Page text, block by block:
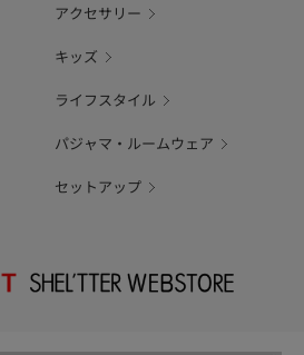
アクセサリー
キッズ
ライフスタイル
パジャマ・ルームウェア
セットアップ